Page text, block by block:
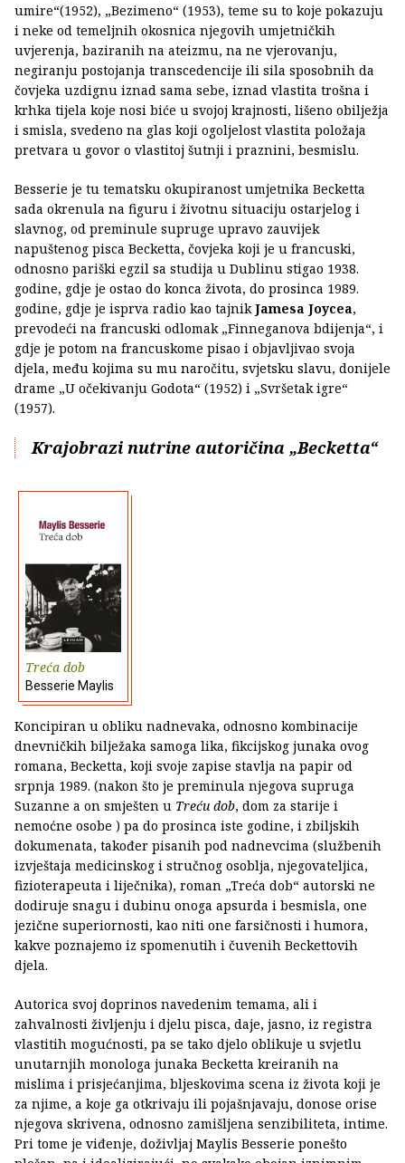
umire“(1952), „Bezimeno“ (1953), teme su to koje pokazuju
i neke od temeljnih okosnica njegovih umjetničkih
uvjerenja, baziranih na ateizmu, na ne vjerovanju,
negiranju postojanja transcedencije ili sila sposobnih da
čovjeka uzdignu iznad sama sebe, iznad vlastita trošna i
krhka tijela koje nosi biće u svojoj krajnosti, lišeno obilježja
i smisla, svedeno na glas koji ogoljelost vlastita položaja
pretvara u govor o vlastitoj šutnji i praznini, besmislu.
Besserie je tu tematsku okupiranost umjetnika Becketta
sada okrenula na figuru i životnu situaciju ostarjelog i
slavnog, od preminule supruge upravo zauvijek
napuštenog pisca Becketta, čovjeka koji je u francuski,
odnosno pariški egzil sa studija u Dublinu stigao 1938.
godine, gdje je ostao do konca života, do prosinca 1989.
godine, gdje je isprva radio kao tajnik Jamesa Joycea,
prevodeći na francuski odlomak „Finneganova bdijenja“, i
gdje je potom na francuskome pisao i objavljivao svoja
djela, među kojima su mu naročitu, svjetsku slavu, donijele
drame „U očekivanju Godota“ (1952) i „Svršetak igre“
(1957).
Krajobrazi nutrine autoričina „Becketta“
Treća dob
Besserie Maylis
Koncipiran u obliku nadnevaka, odnosno kombinacije
dnevničkih bilježaka samoga lika, fikcijskog junaka ovog
romana, Becketta, koji svoje zapise stavlja na papir od
srpnja 1989. (nakon što je preminula njegova supruga
Suzanne a on smješten u Treću dob, dom za starije i
nemoćne osobe ) pa do prosinca iste godine, i zbiljskih
dokumenata, također pisanih pod nadnevcima (službenih
izvještaja medicinskog i stručnog osoblja, njegovateljica,
fizioterapeuta i liječnika), roman „Treća dob“ autorski ne
dodiruje snagu i dubinu onoga apsurda i besmisla, one
jezične superiornosti, kao niti one farsičnosti i humora,
kakve poznajemo iz spomenutih i čuvenih Beckettovih
djela.
Autorica svoj doprinos navedenim temama, ali i
zahvalnosti življenju i djelu pisca, daje, jasno, iz registra
vlastitih mogućnosti, pa se tako djelo oblikuje u svjetlu
unutarnjih monologa junaka Becketta kreiranih na
mislima i prisjećanjima, bljeskovima scena iz života koji je
za njime, a koje ga otkrivaju ili pojašnjavaju, donose orise
njegova skrivena, odnosno zamišljena senzibiliteta, intime.
Pri tome je viđenje, doživljaj Maylis Besserie ponešto